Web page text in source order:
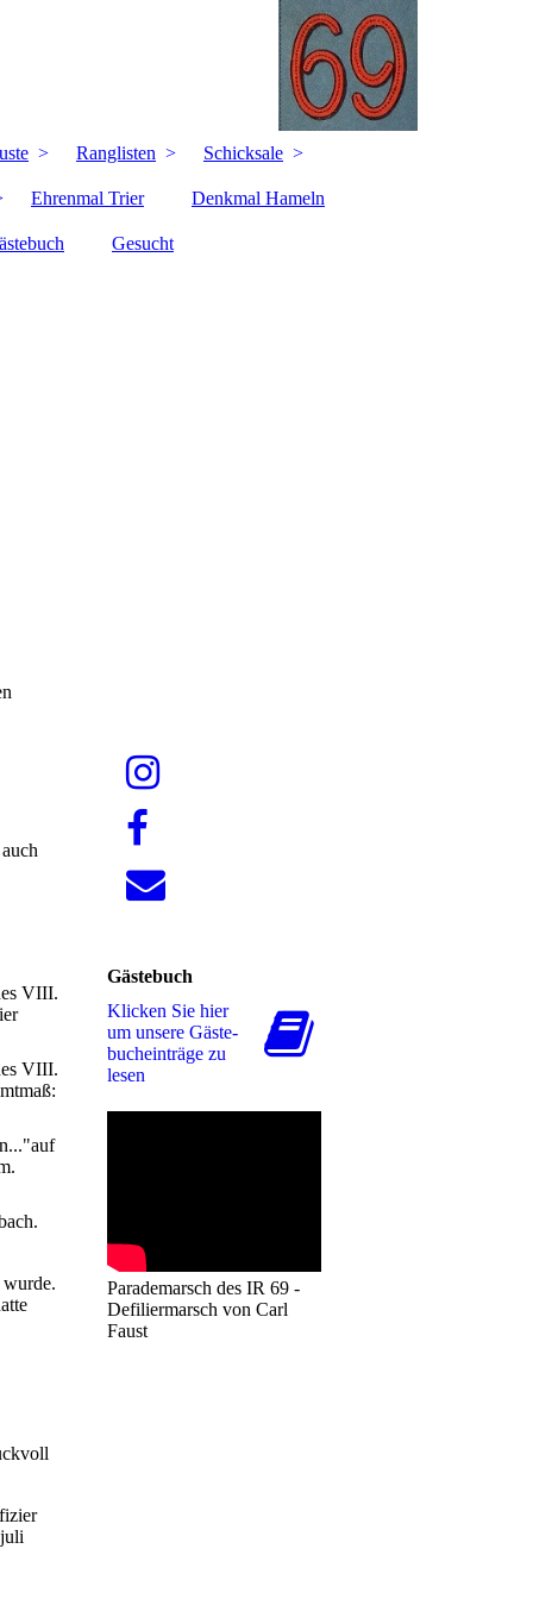
Ranglisten Schicksale
Ehrenmal Trier Denkmal Hameln
Gesucht
VIII.
VIII.
Gästebuch
Klicken Sie hier
um unsere Gäs­te­
buch­ein­trä­ge zu
lesen
Parademarsch des IR 69 -
Defiliermarsch von Carl
Faust